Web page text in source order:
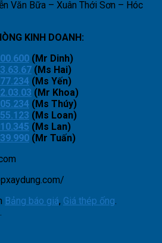
Văn Bữa – Xuân Thới Sơn – Hóc
KINH DOANH:
(Mr Dinh)
(Ms Hai)
(Ms Yến)
(Mr Khoa)
(Ms Thúy)
(Ms Loan)
(Ms Lan)
(Mr Tuấn)
Bảng báo giá, Giá thép ống.
.